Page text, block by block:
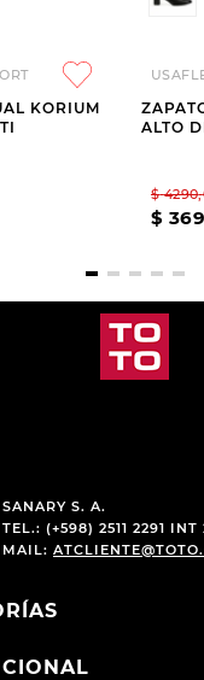
KORIUM
ALTO
$ 4290,
$
SANARY S. A.
TEL.: (+598) 2511 2291 INT
MAIL: